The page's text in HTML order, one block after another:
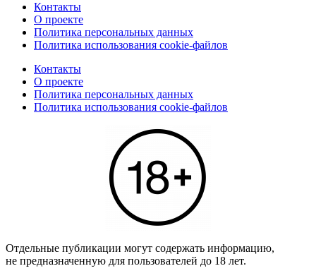
Контакты
О проекте
Политика персональных данных
Политика использования cookie-файлов
Контакты
О проекте
Политика персональных данных
Политика использования cookie-файлов
Отдельные публикации могут содержать информацию,
не предназначенную для пользователей до 18 лет.